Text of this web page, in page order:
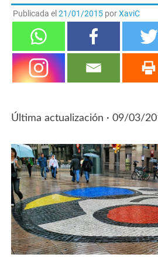
Publicada el 21/01/2015porXaviC
Última actualización · 09/03/